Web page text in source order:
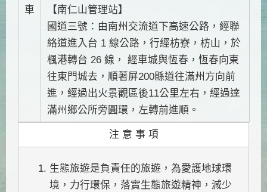
車
【南仁山管理站】
國道三號：由南州交流道下高速公路，經聯
絡道進入台 1 線公路，行經枋寮，枋山，於
楓港轉台 26 線， 經車城與恆春，恆春向東
往東門城去，順著屏200縣道往滿州方向前
進，經過出火景觀區後11公里左右，經過達
滿州鄉公所旁圓環，左轉前進順。
注 意 事 項
生態旅遊是負責任的旅遊，為愛護地球環
境，力行環保，落實生態旅遊精神，減少